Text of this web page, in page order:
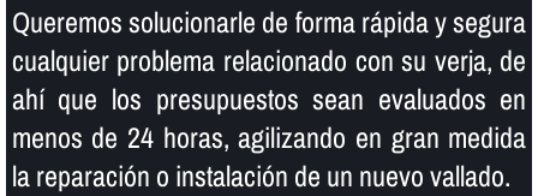
Queremos solucionarle de forma rápida y segura
cualquier problema relacionado con su verja, de
ahí­ que los presupuestos sean evaluados en
menos de 24 horas, agilizando en gran medida
la reparación o instalación de un nuevo vallado.